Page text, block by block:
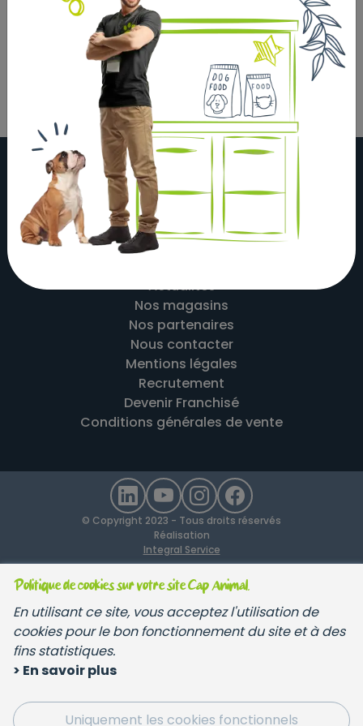
Politique de cookies sur votre site Cap Animal.
En utilisant ce site, vous acceptez l'utilisation de
cookies pour le bon fonctionnement du site et à des
fins statistiques.
> En savoir plus
Uniquement les cookies fonctionnels
chromé. Longueur de 5m, adapté aux chiens jusqu'à
Actualités
Nos magasins
Nos partenaires
Nous contacter
Mentions légales
Recrutement
Devenir Franchisé
Conditions générales de vente
© Copyright 2023 - Tous droits réservés
Réalisation
Integral Service